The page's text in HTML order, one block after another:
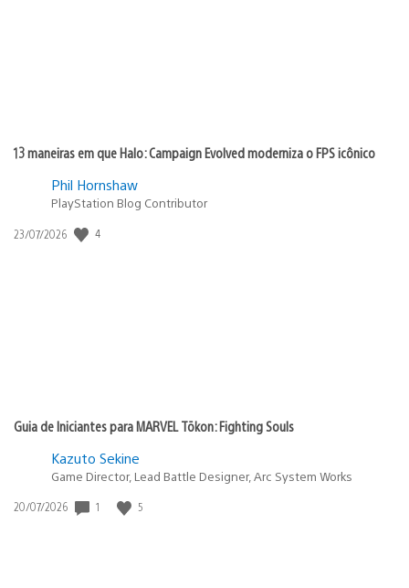
13 maneiras em que Halo: Campaign Evolved moderniza o FPS icônico
Phil Hornshaw
PlayStation Blog Contributor
Data
23/07/2026 4
Guia de Iniciantes para MARVEL Tōkon: Fighting Souls
Kazuto Sekine
Game Director, Lead Battle Designer, Arc System Works
Data
20/07/2026 1 5